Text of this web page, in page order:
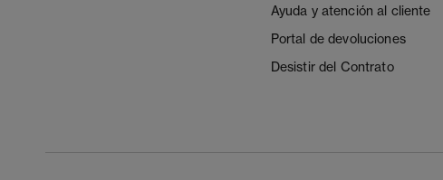
Ayuda y atención al cliente
Portal de devoluciones
Desistir del Contrato